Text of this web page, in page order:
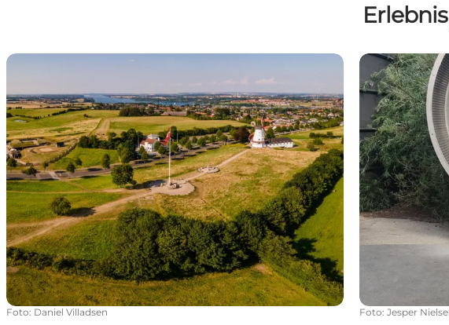
Lebendige Geschichte(n) Sønderjyllands
Foto: Daniel Villadsen Foto: Jesper